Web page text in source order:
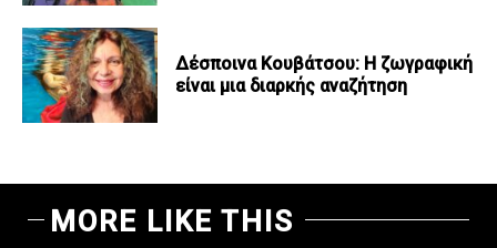
Δέσποινα Κουβάτσου: Η ζωγραφική
είναι μια διαρκής αναζήτηση
MORE LIKE THIS